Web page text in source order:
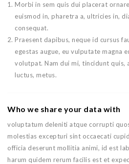
Morbi in sem quis dui placerat
euismod in, pharetra a, ultricies in,
consequat.
Praesent dapibus, neque id cursus
egestas augue, eu vulputate magna
volutpat. Nam dui mi, tincidunt quis,
luctus, metus.
Who we share your data with
voluptatum deleniti atque corrupti
molestias excepturi sint occaecati
officia deserunt mollitia animi, id est
harum quidem rerum facilis est et